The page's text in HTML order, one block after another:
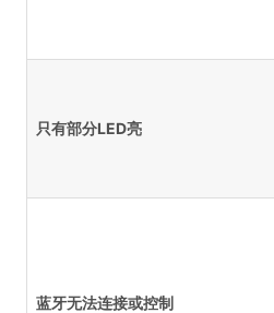
只有部分LED亮
蓝牙无法连接或控制